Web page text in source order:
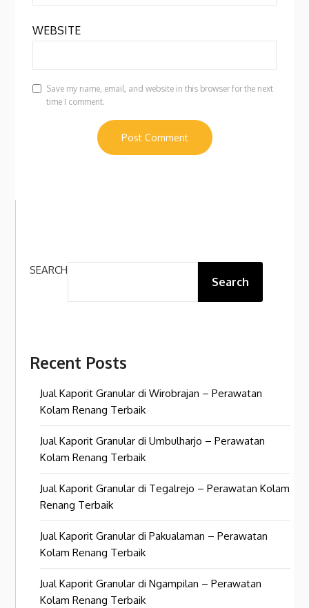
WEBSITE
Save my name, email, and website in this browser for the next
time I comment.
SEARCH
Search
Recent Posts
Jual Kaporit Granular di Wirobrajan – Perawatan
Kolam Renang Terbaik
Jual Kaporit Granular di Umbulharjo – Perawatan
Kolam Renang Terbaik
Jual Kaporit Granular di Tegalrejo – Perawatan Kolam
Renang Terbaik
Jual Kaporit Granular di Pakualaman – Perawatan
Kolam Renang Terbaik
Jual Kaporit Granular di Ngampilan – Perawatan
Kolam Renang Terbaik